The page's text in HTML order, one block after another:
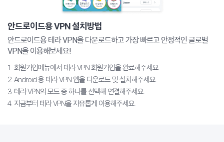
안드로이드용 VPN설치방법
안드로이드용 테라 VPN을 다운로드하고 가장 빠르고 안정적인 글로벌
VPN을 이용해보세요!
1. 회원가입메뉴에서 테라 VPN 회원가입을 완료해주세요.
2. Android 용 테라 VPN 앱을 다운로드 및 설치해주세요.
3. 테라 VPN의 모드 중 하나를 선택해 연결해주세요.
4. 지금부터 테라 VPN을 자유롭게 이용해주세요.